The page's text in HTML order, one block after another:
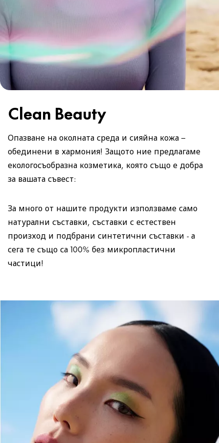
Clean Beauty
Опазване на околната среда и сияйна кожа –
обединени в хармония! Защото ние предлагаме
екологосъобразна козметика, която също е добра
за вашата съвест:
За много от нашите продукти използваме само
натурални съставки, съставки с естествен
произход и подбрани синтетични съставки - а
сега те също са 100% без микропластични
частици!